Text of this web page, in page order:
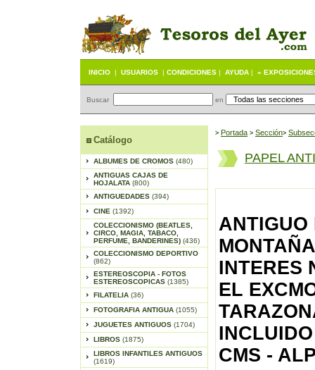
INICIO | USUARIOS | CONDICIONES | AYUDA | «
Buscar en
Catálogo
ALBUMES DE CROMOS (480)
ANTIGUAS CAJAS DE
HOJALATA (800)
ANTIGUEDADES (394)
CINE (1392)
COLECCIONISMO (BEATLES,
CIRCO, MAGIA, TABACO,
PERFUME, BANDERINES) (436)
COLECCIONISMO DEPORTIVO
(862)
ESTEREOSCOPIA - FOTOS
ESTEREOSCOPICAS (1385)
FILATELIA (36)
FOTOGRAFIA ANTIGUA (1055)
JUGUETES ANTIGUOS (1704)
LIBROS (1875)
LIBROS INFANTILES ANTIGUOS
(1619)
> Portada > Sección>
PAPEL
ANTIGUO
INTERES
EL
CMS -